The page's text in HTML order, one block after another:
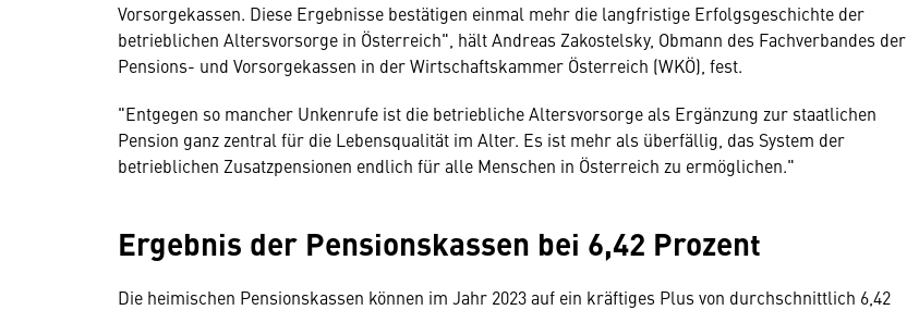
Vorsorgekassen. Diese Ergebnisse bestätigen einmal mehr die langfristige Erfolgsgeschichte der
betrieblichen Altersvorsorge in Österreich", hält Andreas Zakostelsky, Obmann des Fachverbandes der
Pensions- und Vorsorgekassen in der Wirtschaftskammer Österreich (WKÖ), fest.
"Entgegen so mancher Unkenrufe ist die betriebliche Altersvorsorge als Ergänzung zur staatlichen
Pension ganz zentral für die Lebensqualität im Alter. Es ist mehr als überfällig, das System der
betrieblichen Zusatzpensionen endlich für alle Menschen in Österreich zu ermöglichen."
Ergebnis der Pensionskassen bei 6,42 Prozent
Die heimischen Pensionskassen können im Jahr 2023 auf ein kräftiges Plus von durchschnittlich 6,42